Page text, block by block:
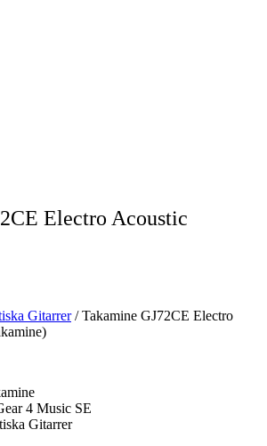
Electro Acoustic
Gitarrer/ Takamine GJ72CE Electro
4 Music SE
Gitarrer